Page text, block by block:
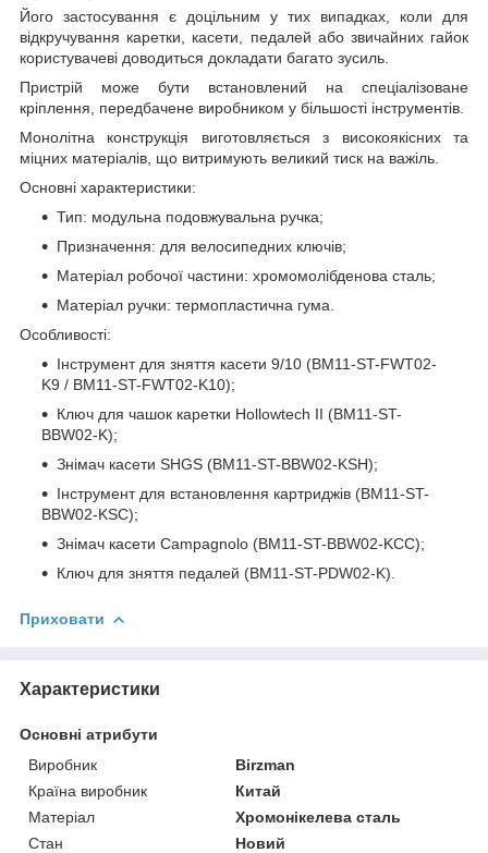
Його застосування є доцільним у тих випадках, коли для
відкручування каретки, касети, педалей або звичайних гайок
користувачеві доводиться докладати багато зусиль.
Пристрій може бути встановлений на спеціалізоване
кріплення, передбачене виробником у більшості інструментів.
Монолітна конструкція виготовляється з високоякісних та
міцних матеріалів, що витримують великий тиск на важіль.
Основні характеристики:
Тип: модульна подовжувальна ручка;
Призначення: для велосипедних ключів;
Матеріал робочої частини: хромомолібденова сталь;
Матеріал ручки: термопластична гума.
Особливості:
Інструмент для зняття касети 9/10 (BM11-ST-FWT02-
K9 / BM11-ST-FWT02-K10);
Ключ для чашок каретки Hollowtech II (BM11-ST-
BBW02-K);
Знімач касети SHGS (BM11-ST-BBW02-KSH);
Інструмент для встановлення картриджів (BM11-ST-
BBW02-KSC);
Знімач касети Campagnolo (BM11-ST-BBW02-KCC);
Ключ для зняття педалей (BM11-ST-PDW02-K).
Приховати
Характеристики
Основні атрибути
Виробник
Birzman
Країна виробник
Китай
Матеріал
Хромонікелева сталь
Стан
Новий